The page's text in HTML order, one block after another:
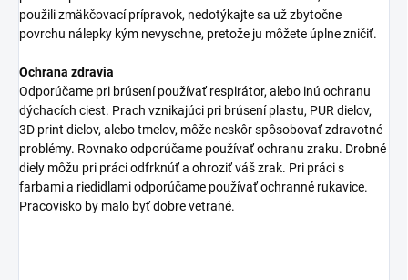
použili zmäkčovací prípravok, nedotýkajte sa už zbytočne
povrchu nálepky kým nevyschne, pretože ju môžete úplne zničiť.
Ochrana zdravia
Odporúčame pri brúsení používať respirátor, alebo inú ochranu
dýchacích ciest. Prach vznikajúci pri brúsení plastu, PUR dielov,
3D print dielov, alebo tmelov, môže neskôr spôsobovať zdravotné
problémy. Rovnako odporúčame používať ochranu zraku. Drobné
diely môžu pri práci odfrknúť a ohroziť váš zrak. Pri práci s
farbami a riedidlami odporúčame používať ochranné rukavice.
Pracovisko by malo byť dobre vetrané.